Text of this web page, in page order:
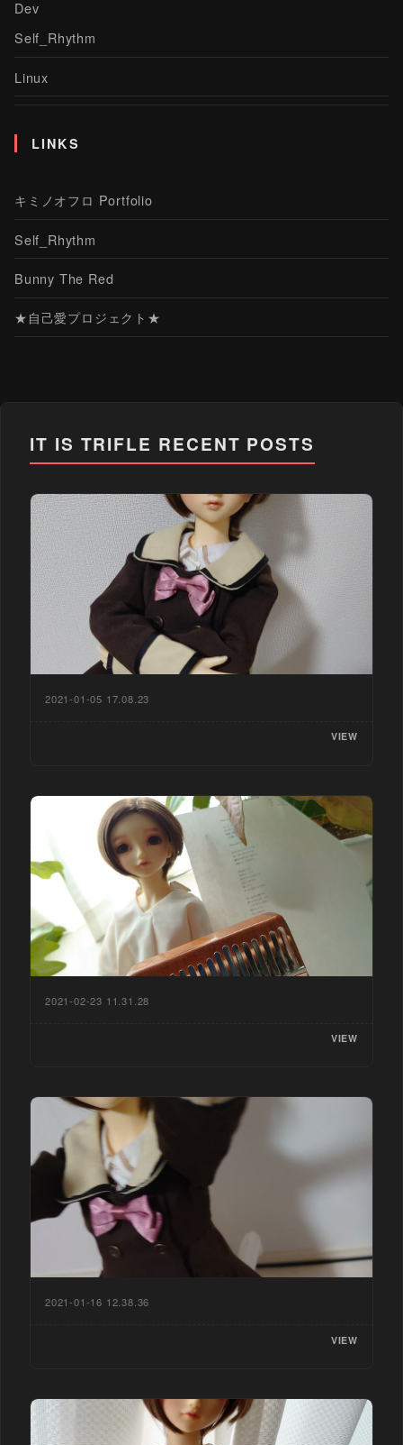
Dev
Self_Rhythm
Linux
LINKS
キミノオフロ Portfolio
Self_Rhythm
Bunny The Red
★自己愛プロジェクト★
IT IS TRIFLE RECENT POSTS
2021-01-05 17.08.23
VIEW
2021-02-23 11.31.28
VIEW
2021-01-16 12.38.36
VIEW